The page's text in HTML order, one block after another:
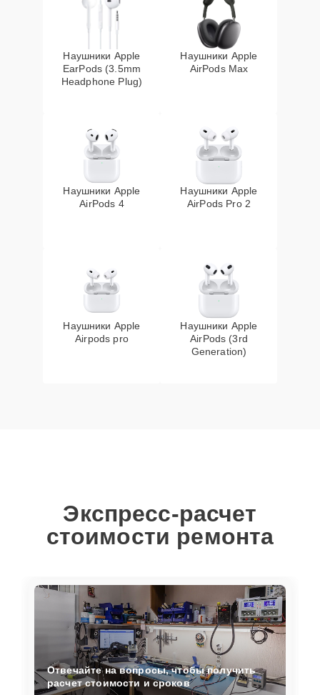
Наушники Apple
EarPods (3.5mm
Headphone Plug)
Наушники Apple
AirPods Max
Наушники Apple
AirPods 4
Наушники Apple
AirPods Pro 2
Наушники Apple
Airpods pro
Наушники Apple
AirPods (3rd
Generation)
Экспресс-расчет
стоимости ремонта
Отвечайте на вопросы, чтобы получить
расчет стоимости и сроков